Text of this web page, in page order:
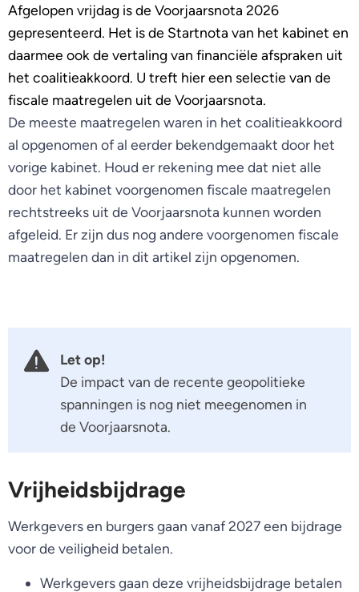
Afgelopen vrijdag is de Voorjaarsnota 2026
gepresenteerd. Het is de Startnota van het kabinet en
daarmee ook de vertaling van financiële afspraken uit
het coalitieakkoord. U treft hier een selectie van de
fiscale maatregelen uit de Voorjaarsnota.
De meeste maatregelen waren in het coalitieakkoord
al opgenomen of al eerder bekendgemaakt door het
vorige kabinet. Houd er rekening mee dat niet alle
door het kabinet voorgenomen fiscale maatregelen
rechtstreeks uit de Voorjaarsnota kunnen worden
afgeleid. Er zijn dus nog andere voorgenomen fiscale
maatregelen dan in dit artikel zijn opgenomen.
Let op!
De impact van de recente geopolitieke
spanningen is nog niet meegenomen in
de Voorjaarsnota.
Vrijheidsbijdrage
Werkgevers en burgers gaan vanaf 2027 een bijdrage
voor de veiligheid betalen.
Werkgevers gaan deze vrijheidsbijdrage betalen